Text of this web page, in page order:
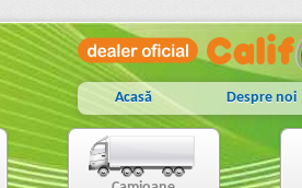
Acasă Despre noi